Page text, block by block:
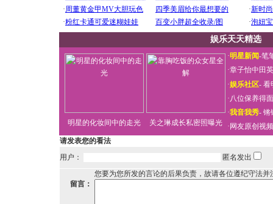
娱乐天天精选
明星的化妆间中的走光 关之琳成长私密照曝光
·明星新闻-笔
·章子怡中田
·娱乐社区- 看
·八位保养得
·我音我秀- 锵
· 网友原创视
请发表您的看法
用户：
匿名发出
您要为您所发的言论的后果负责，故请各位遵纪守法并
留言：